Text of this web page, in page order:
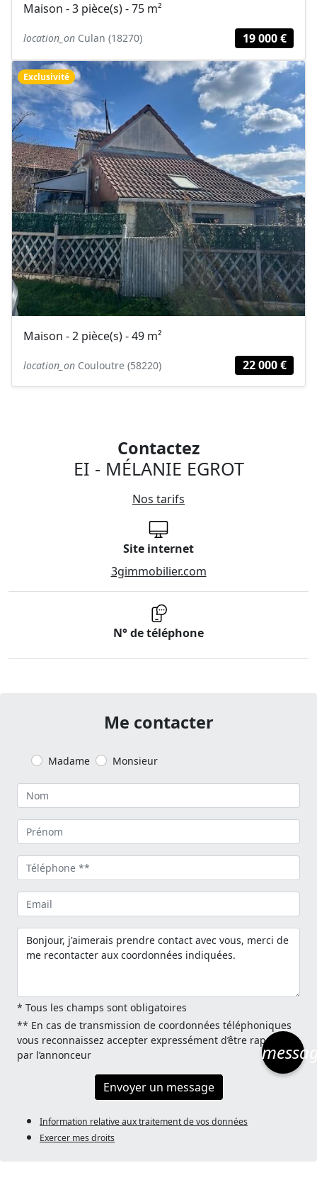
Maison - 3 pièce(s) - 75 m²
location_on Culan (18270) 19 000 €
Exclusivité
Maison - 2 pièce(s) - 49 m²
location_on Couloutre (58220) 22 000 €
Contactez
EI - MÉLANIE EGROT
Nos tarifs
Site internet
3gimmobilier.com
N° de téléphone
Me contacter
Madame Monsieur
* Tous les champs sont obligatoires
** En cas de transmission de coordonnées téléphoniques
vous reconnaissez accepter expressément d’être rappelé
par l’annonceur
Envoyer un message
Information relative aux traitement de vos données
Exercer mes droits